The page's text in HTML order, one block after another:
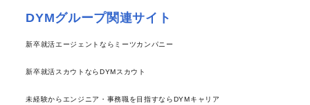
DYMグループ関連サイト
新卒就活エージェントならミーツカンパニー
新卒就活スカウトならDYMスカウト
未経験からエンジニア・事務職を目指すならDYMキャリア